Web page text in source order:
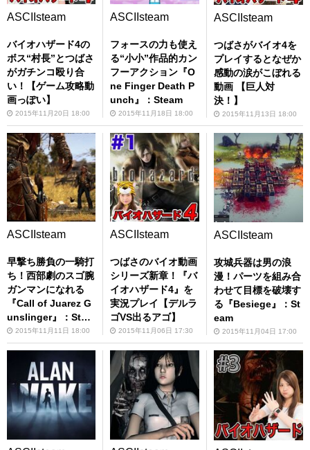
ASCIIsteam
バイオハザード4の
ボス“村長”とつばさ
がガチンコ殴り合
い！【ゲーム攻略動
画っぽい】
2015年11月20日 18:00
ASCIIsteam
フォースの力も使え
る“小小”作品的カン
フーアクション『O
ne Finger Death P
unch』：Steam
2015年11月18日 18:00
ASCIIsteam
つばさがバイオ4を
プレイするとなぜか
感動の涙がこぼれる
動画 【巨人対
決！】
2015年11月13日 18:00
ASCIIsteam
早撃ち勝負の一騎打
ち！西部劇のスゴ腕
ガンマンになれる
『Call of Juarez G
unslinger』：Stea
m 2015年11月11日 18:00
ASCIIsteam
つばさのバイオ動画
シリーズ新章！『バ
イオハザード4』を
実況プレイ【デルラ
ゴVS出るアゴ】
2015年11月06日 17:30
ASCIIsteam
攻城兵器は男の浪
漫！パーツを組み合
わせて目標を破壊す
る『Besiege』：St
eam
2015年11月04日 17:00